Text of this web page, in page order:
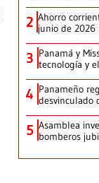
2 Ahorro
junio de 2026
3 Panamá y
tecnología y
4 Panameño
desvinculado
5 Asamblea
bomberos